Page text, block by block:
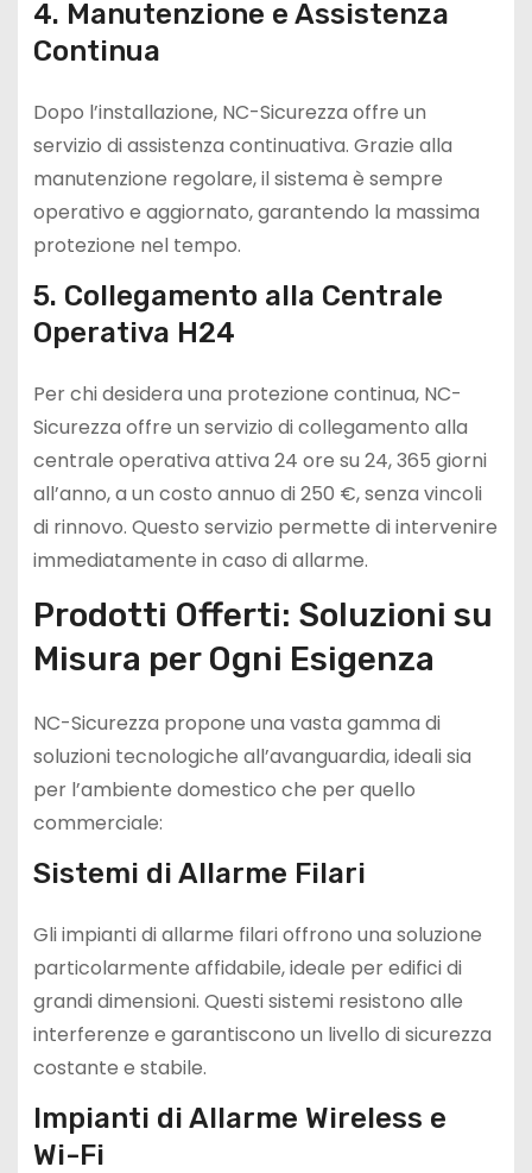
4. Manutenzione e Assistenza
Continua
Dopo l’installazione, NC-Sicurezza offre un
servizio di assistenza continuativa. Grazie alla
manutenzione regolare, il sistema è sempre
operativo e aggiornato, garantendo la massima
protezione nel tempo.
5. Collegamento alla Centrale
Operativa H24
Per chi desidera una protezione continua, NC-
Sicurezza offre un servizio di collegamento alla
centrale operativa attiva 24 ore su 24, 365 giorni
all’anno, a un costo annuo di 250 €, senza vincoli
di rinnovo. Questo servizio permette di intervenire
immediatamente in caso di allarme.
Prodotti Offerti: Soluzioni su
Misura per Ogni Esigenza
NC-Sicurezza propone una vasta gamma di
soluzioni tecnologiche all’avanguardia, ideali sia
per l’ambiente domestico che per quello
commerciale:
Sistemi di Allarme Filari
Gli impianti di allarme filari offrono una soluzione
particolarmente affidabile, ideale per edifici di
grandi dimensioni. Questi sistemi resistono alle
interferenze e garantiscono un livello di sicurezza
costante e stabile.
Impianti di Allarme Wireless e
Wi-Fi